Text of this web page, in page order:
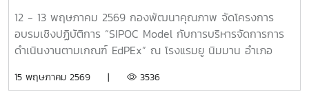
การบริหารความเสี่ยง และการพัฒนาคุณภาพ - เทคนิคการจัด
ทำแผนบริหารความเสี่ยงให้เป็นเลิศ และการนำเสนอแผนความ
เสี่ยง ให้ผู้บริหารเข้าใจง่าย - Risk Culture เพราะ "การบริหาร
ในการสร้างโอกาส ยกระดับธรรมาภิบาล และขับเคลื่อน
12 - 13 พฤษภาคม 2569 กองพัฒนาคุณภาพ จัดโครงการ
อบรมเชิงปฏิบัติการ “SIPOC Model กับการบริหารจัดการการ
ดำเนินงานตามเกณฑ์ EdPEx” ณ โรงแรมยู นิมมาน อำเภอ
ความรู้ ความเข้าใจ และเสริมสร้างทักษะด้านการบริหารจัดการ
15 พฤษภาคม 2569 | 3536